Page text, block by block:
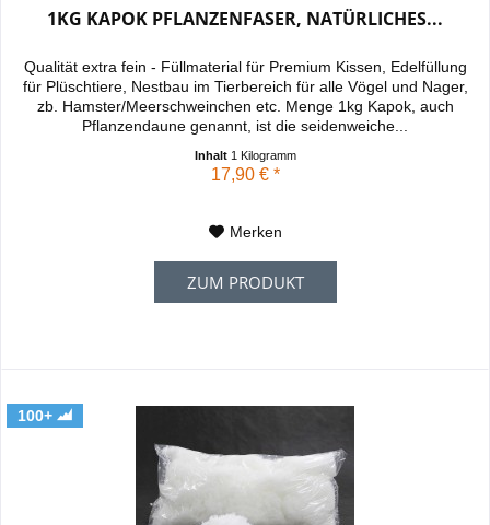
1KG KAPOK PFLANZENFASER, NATÜRLICHES...
Qualität extra fein - Füllmaterial für Premium Kissen, Edelfüllung
für Plüschtiere, Nestbau im Tierbereich für alle Vögel und Nager,
zb. Hamster/Meerschweinchen etc. Menge 1kg Kapok, auch
Pflanzendaune genannt, ist die seidenweiche...
Inhalt 1 Kilogramm
17,90 € *
Merken
ZUM PRODUKT
100+